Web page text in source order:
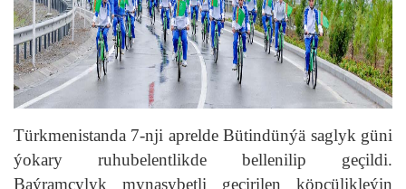
Türkmenistanda 7-nji aprelde Bütindünýä saglyk güni
ýokary ruhubelentlikde bellenilip geçildi.
Baýramçylyk mynasybetli geçirilen köpçülikleýin